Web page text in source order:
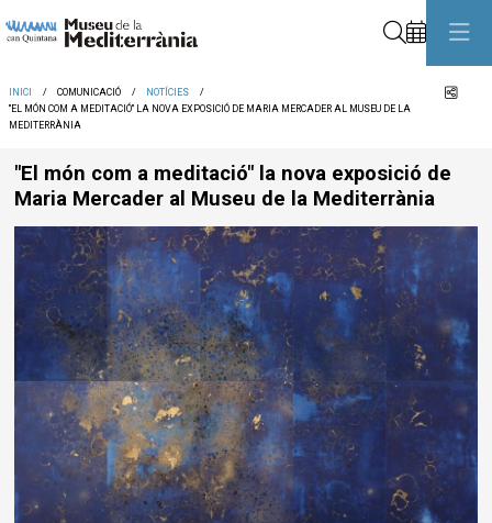
INICI COMUNICACIÓ
NOTÍCIES
"EL MÓN COM A MEDITACIÓ" LA NOVA EXPOSICIÓ DE MARIA MERCADER AL MUSEU DE LA
MEDITERRÀNIA
"El món com a meditació" la nova exposició de
Maria Mercader al Museu de la Mediterrània